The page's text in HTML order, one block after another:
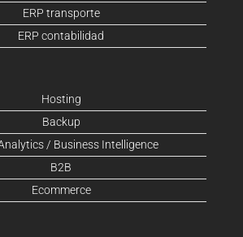
ERP transporte
ERP contabilidad
Hosting
Backup
/ Business Intelligence
B2B
Ecommerce